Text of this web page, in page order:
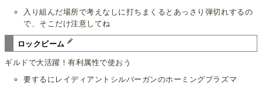
入り組んだ場所で考えなしに打ちまくるとあっさり弾切れするの
で、そこだけ注意してね
ロックビーム
ギルドで大活躍！有利属性で使おう
要するにレイディアントシルバーガンのホーミングプラズマ